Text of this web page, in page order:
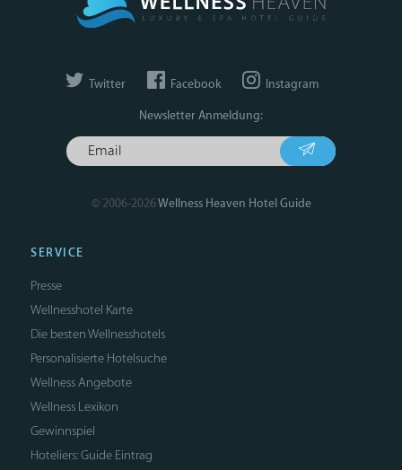
Twitter Facebook Instagram
Newsletter Anmeldung:
© 2006-2026Wellness Heaven Hotel Guide
SERVICE
Presse
Wellnesshotel Karte
Die besten Wellnesshotels
Personalisierte Hotelsuche
Wellness Angebote
Wellness Lexikon
Gewinnspiel
Hoteliers: Guide Eintrag